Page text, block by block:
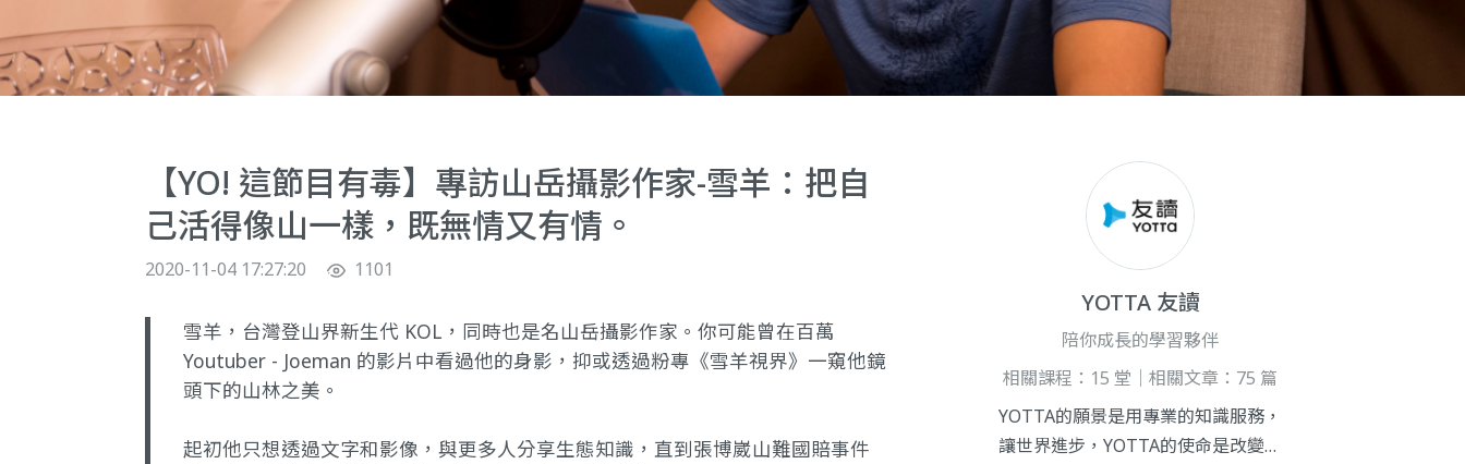
【YO! 這節目有毒】專訪山岳攝影作家-雪羊：把自
己活得像山一樣，既無情又有情。
2020-11-04 17:27:20 1101
雪羊，台灣登山界新生代 KOL，同時也是名山岳攝影作家。你可能曾在百萬
Youtuber - Joeman 的影片 中看過他的身影，抑或透過粉專 《雪羊視界》 一窺他鏡
頭下的山林之美。
起初他只想透過文字和影像，與更多人分享生態知識，直到張博崴山難國賠事件
YOTTA 友讀
陪你成長的學習夥伴
相關課程：15 堂｜相關文章：75 篇
YOTTA的願景是用專業的知識服務，
讓世界進步，YOTTA的使命是改變知